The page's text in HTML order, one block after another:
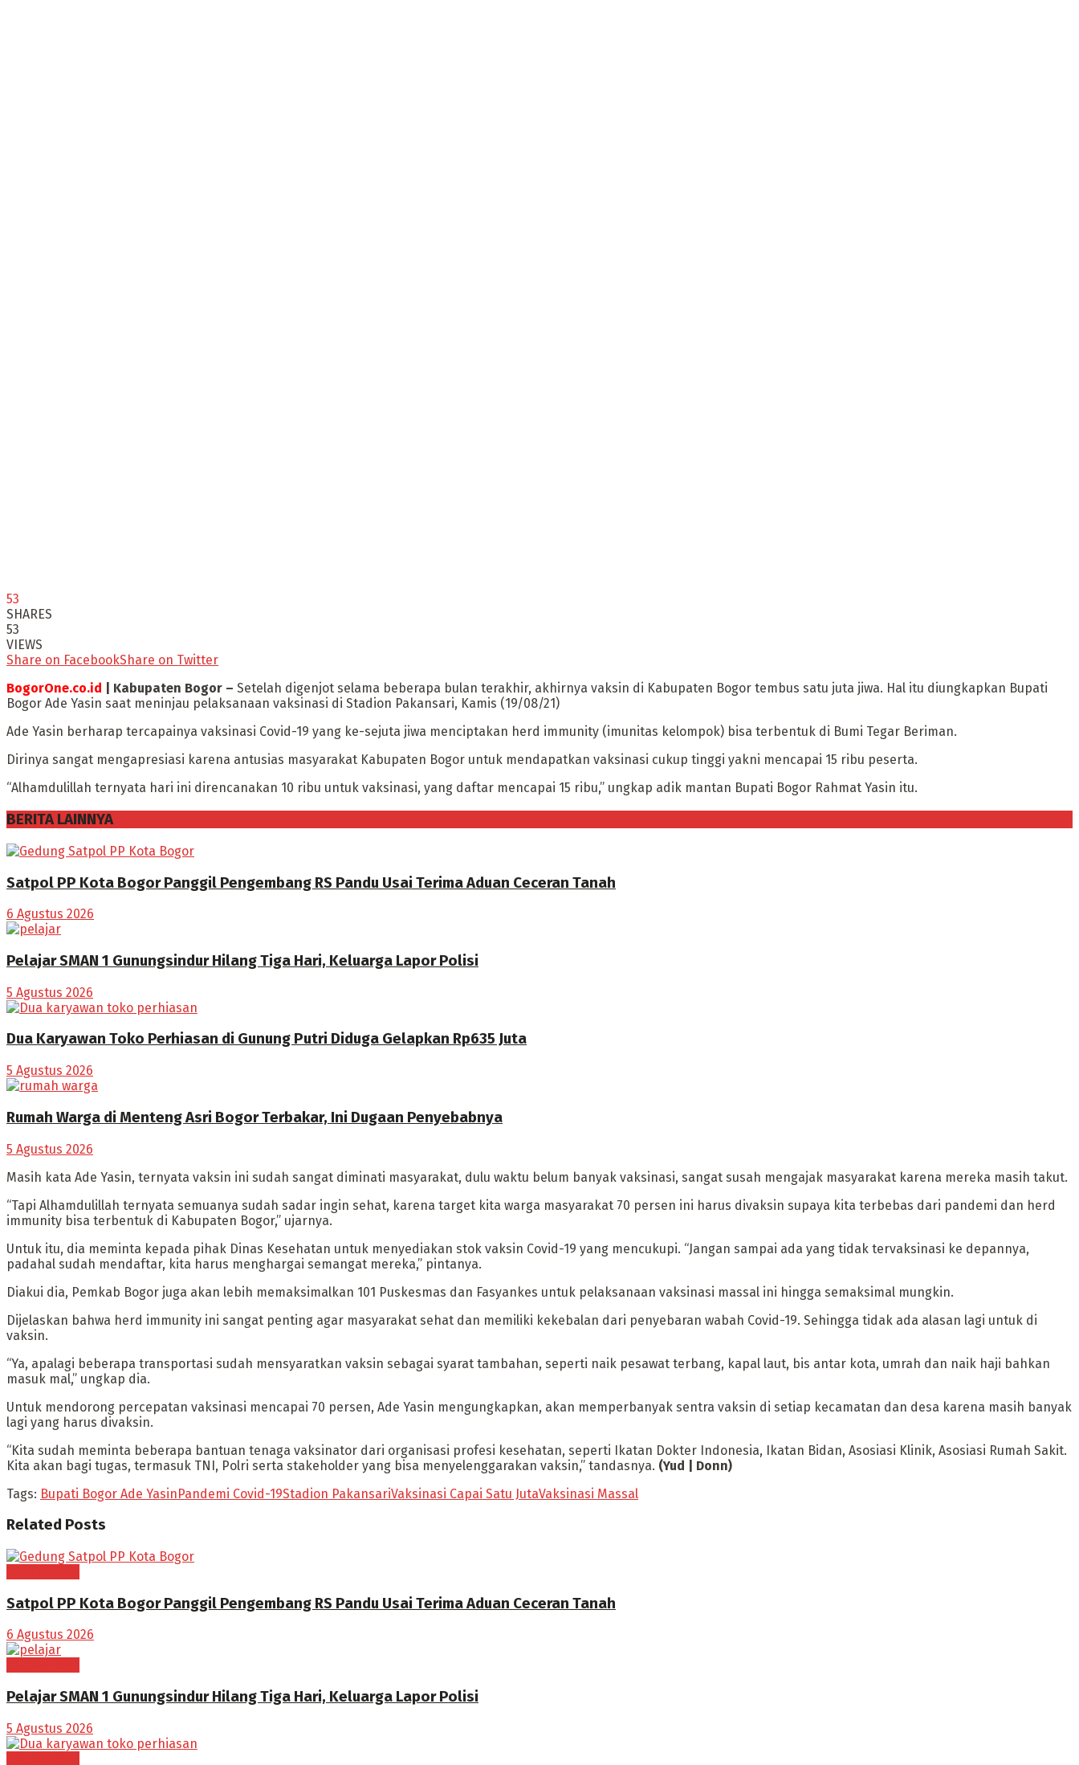
53
SHARES
53
VIEWS
Share on FacebookShare on Twitter
BogorOne.co.id
| Kabupaten Bogor – Setelah digenjot selama beberapa bulan terakhir, akhirnya vaksin di Kabupaten Bogor tembus satu juta jiwa. Hal itu diungkapkan Bupati
Bogor Ade Yasin saat meninjau pelaksanaan vaksinasi di Stadion Pakansari, Kamis (19/08/21)
Ade Yasin berharap tercapainya vaksinasi Covid-19 yang ke-sejuta jiwa menciptakan herd immunity (imunitas kelompok) bisa terbentuk di Bumi Tegar Beriman.
Dirinya sangat mengapresiasi karena antusias masyarakat Kabupaten Bogor untuk mendapatkan vaksinasi cukup tinggi yakni mencapai 15 ribu peserta.
“Alhamdulillah ternyata hari ini direncanakan 10 ribu untuk vaksinasi, yang daftar mencapai 15 ribu,” ungkap adik mantan Bupati Bogor Rahmat Yasin itu.
BERITA LAINNYA
Satpol PP Kota Bogor Panggil Pengembang RS Pandu Usai Terima Aduan Ceceran Tanah
6 Agustus 2026
Pelajar SMAN 1 Gunungsindur Hilang Tiga Hari, Keluarga Lapor Polisi
5 Agustus 2026
Dua Karyawan Toko Perhiasan di Gunung Putri Diduga Gelapkan Rp635 Juta
5 Agustus 2026
Rumah Warga di Menteng Asri Bogor Terbakar, Ini Dugaan Penyebabnya
5 Agustus 2026
Masih kata Ade Yasin, ternyata vaksin ini sudah sangat diminati masyarakat, dulu waktu belum banyak vaksinasi, sangat susah mengajak masyarakat karena mereka masih takut.
“Tapi Alhamdulillah ternyata semuanya sudah sadar ingin sehat, karena target kita warga masyarakat 70 persen ini harus divaksin supaya kita terbebas dari pandemi dan herd
immunity bisa terbentuk di Kabupaten Bogor,” ujarnya.
Untuk itu, dia meminta kepada pihak Dinas Kesehatan untuk menyediakan stok vaksin Covid-19 yang mencukupi. “Jangan sampai ada yang tidak tervaksinasi ke depannya,
padahal sudah mendaftar, kita harus menghargai semangat mereka,” pintanya.
Diakui dia, Pemkab Bogor juga akan lebih memaksimalkan 101 Puskesmas dan Fasyankes untuk pelaksanaan vaksinasi massal ini hingga semaksimal mungkin.
Dijelaskan bahwa herd immunity ini sangat penting agar masyarakat sehat dan memiliki kekebalan dari penyebaran wabah Covid-19. Sehingga tidak ada alasan lagi untuk di
vaksin.
“Ya, apalagi beberapa transportasi sudah mensyaratkan vaksin sebagai syarat tambahan, seperti naik pesawat terbang, kapal laut, bis antar kota, umrah dan naik haji bahkan
masuk mal,” ungkap dia.
Untuk mendorong percepatan vaksinasi mencapai 70 persen, Ade Yasin mengungkapkan, akan memperbanyak sentra vaksin di setiap kecamatan dan desa karena masih banyak
lagi yang harus divaksin.
“Kita sudah meminta beberapa bantuan tenaga vaksinator dari organisasi profesi kesehatan, seperti Ikatan Dokter Indonesia, Ikatan Bidan, Asosiasi Klinik, Asosiasi Rumah Sakit.
Kita akan bagi tugas, termasuk TNI, Polri serta stakeholder yang bisa menyelenggarakan vaksin,” tandasnya. (Yud | Donn)
Tags: Bupati Bogor Ade YasinPandemi Covid-19Stadion PakansariVaksinasi Capai Satu JutaVaksinasi Massal
Related Posts
Satpol PP Kota Bogor Panggil Pengembang RS Pandu Usai Terima Aduan Ceceran Tanah
6 Agustus 2026
Pelajar SMAN 1 Gunungsindur Hilang Tiga Hari, Keluarga Lapor Polisi
5 Agustus 2026